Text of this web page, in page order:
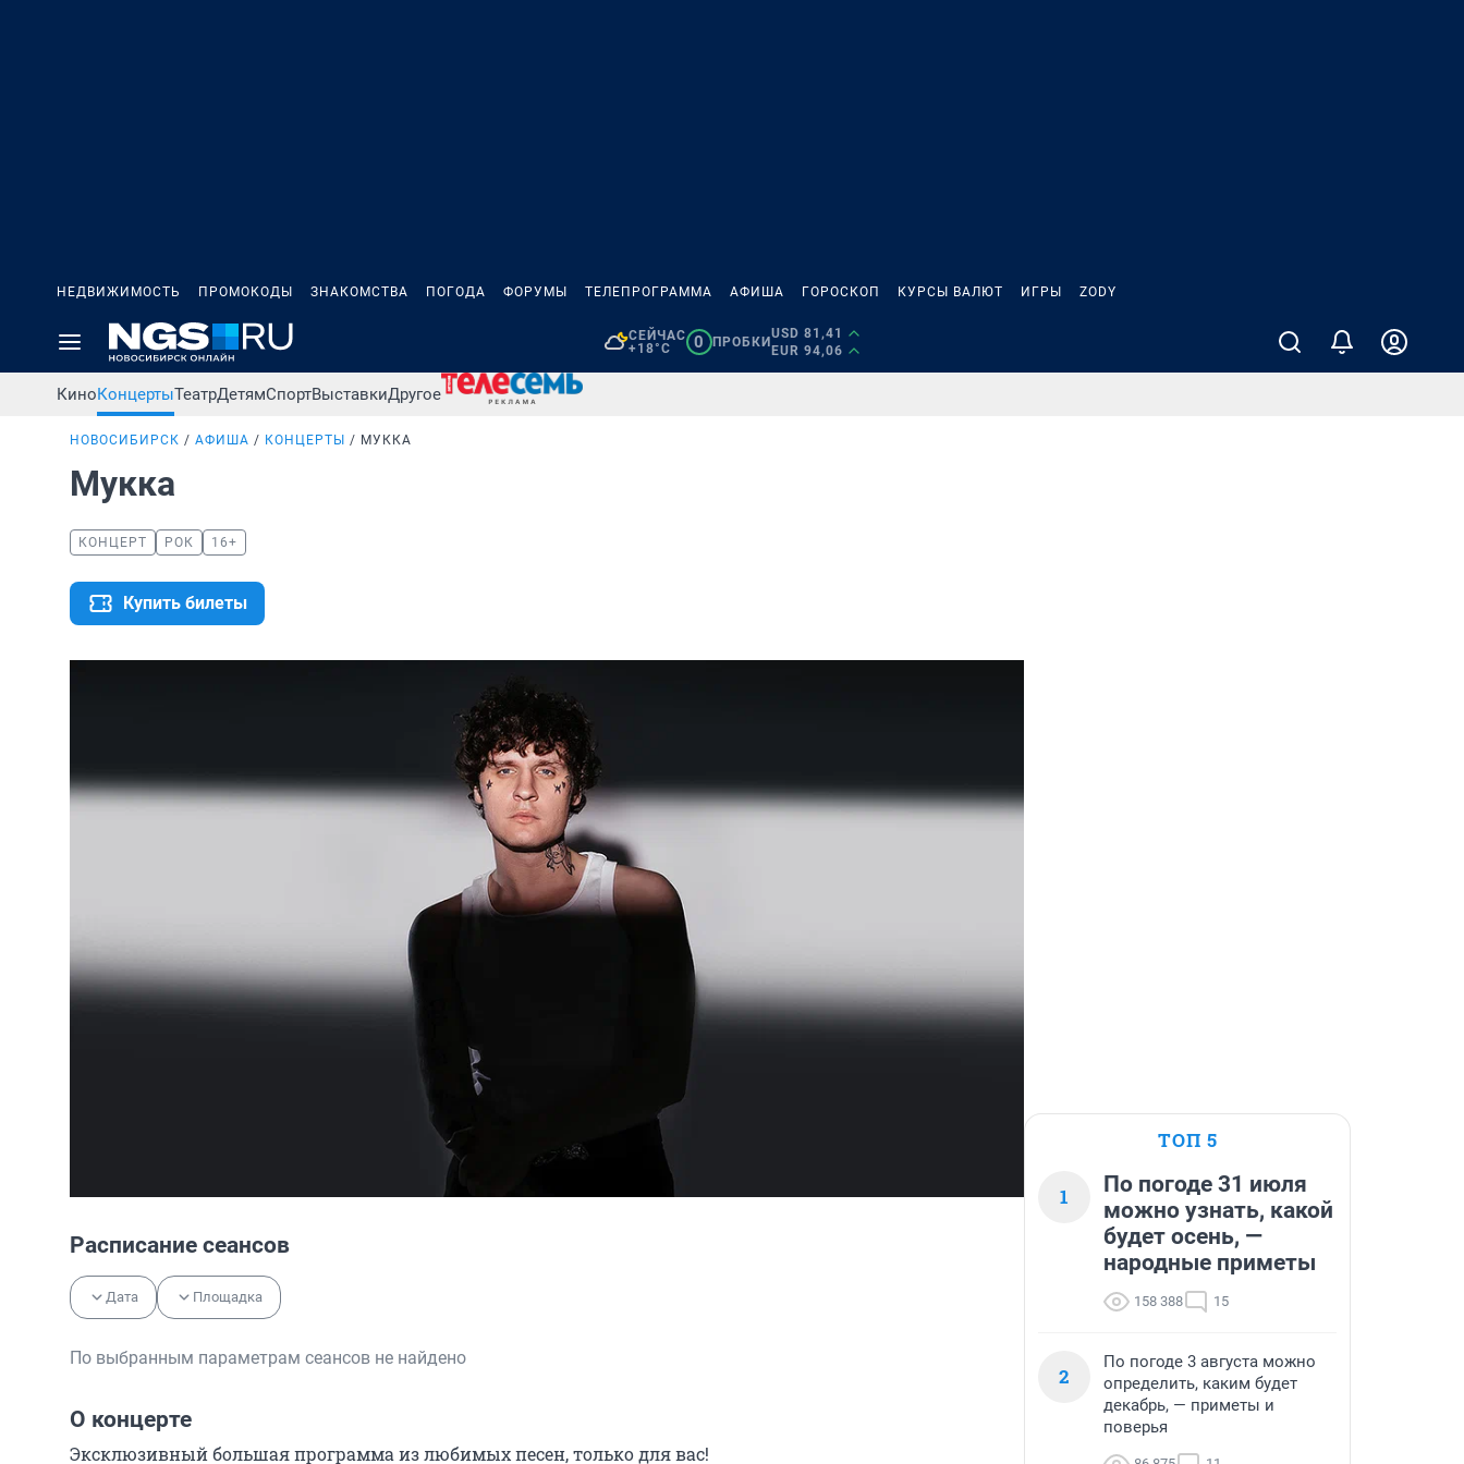
НЕДВИЖИМОСТЬ ПРОМОКОДЫ ЗНАКОМСТВА ПОГОДА ФОРУМЫ ТЕЛЕПРОГРАММА АФИША ГОРОСКОП КУРСЫ ВАЛЮТ ИГРЫ ZODY
СЕЙЧАС
+18°C
0 ПРОБКИ
USD 81,41
EUR 94,06
КиноКонцертыТеатрДетямСпортВыставкиДругое
НОВОСИБИРСК АФИША КОНЦЕРТЫ МУККА
Мукка
КОНЦЕРТ РОК 16+
Купить билеты
Расписание сеансов
Дата Площадка
По выбранным параметрам сеансов не найдено
О концерте
Эксклюзивный большая программа из любимых песен, только для вас!
ТОП 5
1
По погоде 31 июля
можно узнать, какой
будет осень, —
народные приметы
158 388 15
2
По погоде 3 августа можно
определить, каким будет
декабрь, — приметы и
поверья